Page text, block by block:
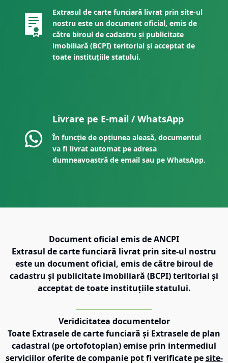
Extrasul de carte funciară livrat prin site-ul
nostru este un document oficial, emis de
către biroul de cadastru și publicitate
imobiliară (BCPI) teritorial și acceptat de
toate instituțiile statului.
Livrare pe E-mail / WhatsApp
În funcție de opțiunea aleasă, documentul
va fi livrat automat pe adresa
dumneavoastră de email sau pe WhatsApp.
Document oficial emis de ANCPI
Extrasul de carte funciară livrat prin site-ul nostru
este un document oficial, emis de către biroul de
cadastru și publicitate imobiliară (BCPI) teritorial și
acceptat de toate instituțiile statului.
Veridicitatea documentelor
Toate Extrasele de carte funciară și Extrasele de plan
cadastral (pe ortofotoplan) emise prin intermediul
serviciilor oferite de companie pot fi verificate pe site-